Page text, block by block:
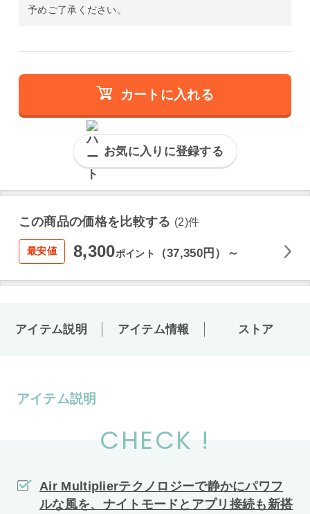
予めご了承ください。
カートに入れる
お気に入りに登録する
この商品の価格を比較する (2)件
最安値 8,300ポイント （37,350円）～
アイテム説明 アイテム情報 ストア
アイテム説明
CHECK !
Air Multiplierテクノロジーで静かにパワフ
ルな風を、ナイトモードとアプリ接続も新搭